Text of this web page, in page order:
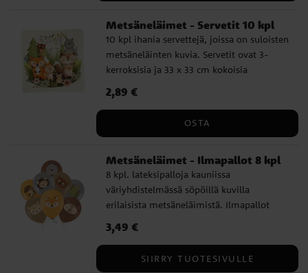
Metsäneläimet - Servetit 10 kpl
10 kpl ihania servettejä, joissa on suloisten
metsäneläinten kuvia. Servetit ovat 3-
kerroksisia ja 33 x 33 cm kokoisia
yhteensopivien lisävarusteiden ansiosta
vuotissyntymäpäiville, metsäteemajuhliin,
Hinta :2,89 €
2,89 €
OSTA
Metsäneläimet - Ilmapallot 8 kpl
8 kpl. lateksipalloja kauniissa
väriyhdistelmässä söpöillä kuvilla
erilaisista metsäneläimistä. Ilmapallot
ne voidaan täyttää ilmalla tai heliumilla.
käyttämään ilmapallopumppua.
Hinta :3,49 €
3,49 €
SIIRRY TUOTESIVULLE